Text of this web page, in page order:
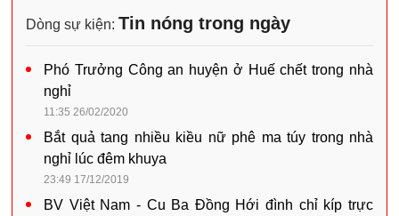
Dòng sự kiện: Tin nóng trong ngày
Phó Trưởng Công an huyện ở Huế chết trong nhà
nghỉ
11:35 26/02/2020
Bắt quả tang nhiều kiều nữ phê ma túy trong nhà
nghỉ lúc đêm khuya
23:49 17/12/2019
BV Việt Nam - Cu Ba Đồng Hới đình chỉ kíp trực